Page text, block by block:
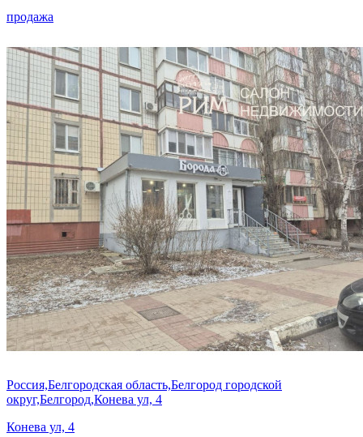
продажа
Россия,Белгородская область,Белгород городской
округ,Белгород,Конева ул, 4
Конева ул, 4